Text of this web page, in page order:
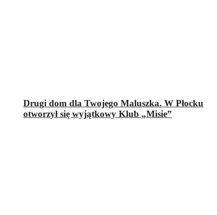
Drugi dom dla Twojego Maluszka. W Płocku
otworzył się wyjątkowy Klub „Misie”